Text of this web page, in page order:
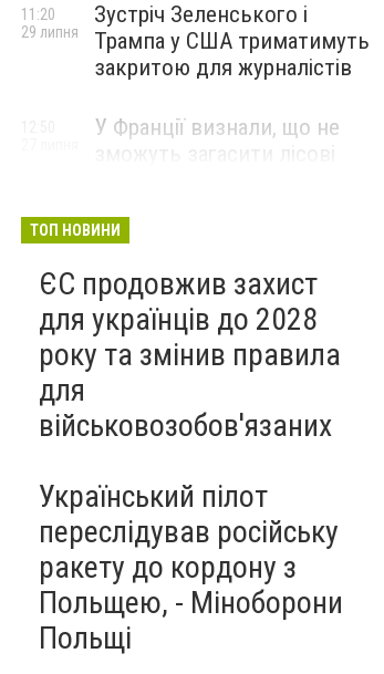
Зустріч Зеленського і
Трампа у США триматимуть
закритою для журналістів
11:20
29 липня
У Франції визнали, що не
ТОП НОВИНИ
ЄС продовжив захист
для українців до 2028
року та змінив правила
для
військовозобов'язаних
Український пілот
переслідував російську
ракету до кордону з
Польщею, - Міноборони
Польщі